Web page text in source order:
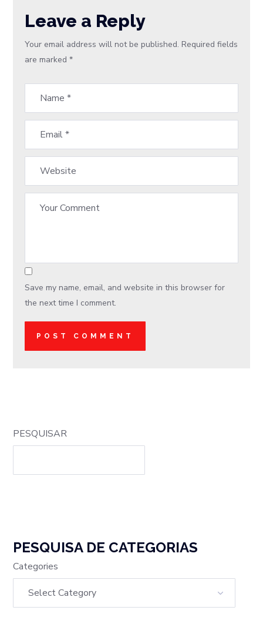
Leave a Reply
Your email address will not be published. Required fields
are marked*
Save my name, email, and website in this browser for
the next time I comment.
PESQUISAR
PESQUISA DE CATEGORIAS
Categories